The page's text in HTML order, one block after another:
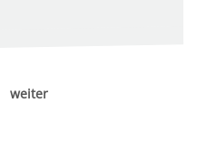
weiter